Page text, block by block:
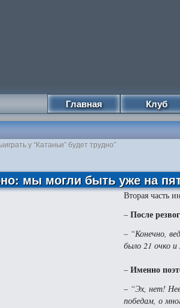
Главная Клуб
у “Катаньи” будет трудно”
мы могли быть уже на
Вторая часть
–После
– “Конечно,
было 21 очко
–Именно
– “Эх, нет!
победам, о